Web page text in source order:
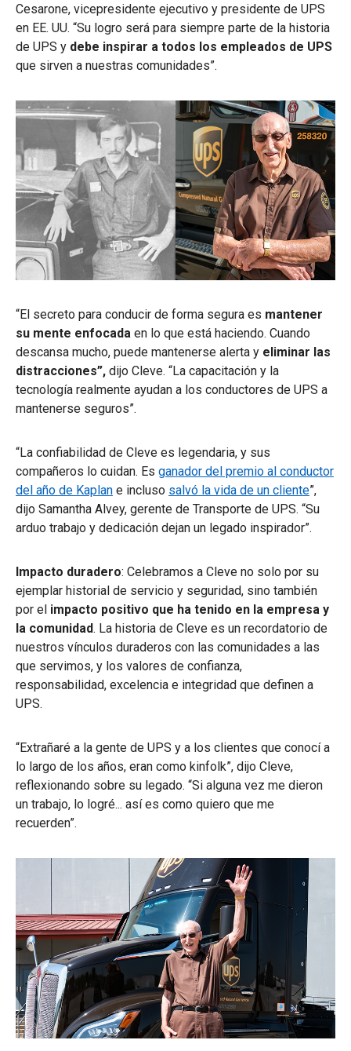
Cesarone, vicepresidente ejecutivo y presidente de UPS
en EE. UU. “Su logro será para siempre parte de la historia
de UPS y debe inspirar a todos los empleados de UPS
que sirven a nuestras comunidades”.
“El secreto para conducir de forma segura es mantener
su mente enfocada en lo que está haciendo. Cuando
descansa mucho, puede mantenerse alerta y eliminar las
distracciones”, dijo Cleve. “La capacitación y la
tecnología realmente ayudan a los conductores de UPS a
mantenerse seguros”.
“La confiabilidad de Cleve es legendaria, y sus
compañeros lo cuidan. Es ganador del premio al conductor
del año de Kaplan e incluso salvó la vida de un cliente”,
dijo Samantha Alvey, gerente de Transporte de UPS. “Su
arduo trabajo y dedicación dejan un legado inspirador”.
Impacto duradero: Celebramos a Cleve no solo por su
ejemplar historial de servicio y seguridad, sino también
por el impacto positivo que ha tenido en la empresa y
la comunidad. La historia de Cleve es un recordatorio de
nuestros vínculos duraderos con las comunidades a las
que servimos, y los valores de confianza,
responsabilidad, excelencia e integridad que definen a
UPS.
“Extrañaré a la gente de UPS y a los clientes que conocí a
lo largo de los años, eran como kinfolk”, dijo Cleve,
reflexionando sobre su legado. “Si alguna vez me dieron
un trabajo, lo logré... así es como quiero que me
recuerden”.